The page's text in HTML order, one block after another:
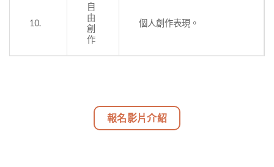
10.
自
由
創
作
個人創作表現。
報名影片介紹